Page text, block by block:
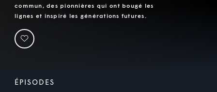
commun, des pionnières qui ont bougé les
lignes et inspiré les générations futures.
ÉPISODES